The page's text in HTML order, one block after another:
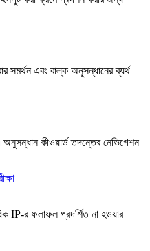
এবং বাল্ক অনুসন্ধানের ব্যর্থ
কীওয়ার্ড তদন্তের নেভিগেশন
IP-র ফলাফল প্রদর্শিত না হওয়ার